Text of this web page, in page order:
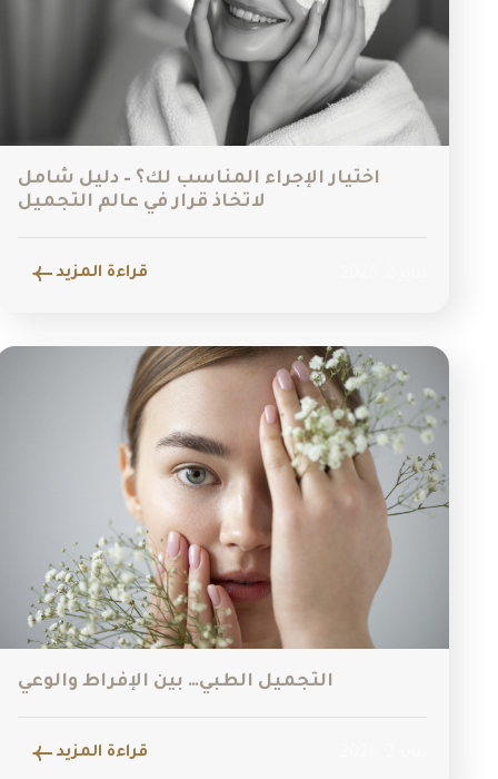
اختيار الإجراء المناسب لك؟ – دليل شامل
لاتخاذ قرار في عالم التجميل
قراءة المزيد
التجميل الطبي… بين الإفراط والوعي
قراءة المزيد